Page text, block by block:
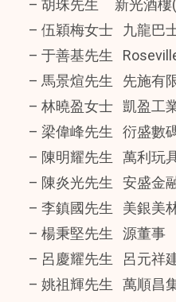
– 胡珠先生 新光酒樓(
– 伍穎梅女士 九龍巴
– 于善基先生
– 馬景煊先生 先施有
– 林曉盈女士 凱盈工
– 梁偉峰先生 衍盛數
– 陳明耀先生 萬利玩
– 陳炎光先生 安盛金
– 李鎮國先生 美銀美
– 楊秉堅先生 源董事
– 呂慶耀先生 呂元祥
– 姚祖輝先生 萬順昌